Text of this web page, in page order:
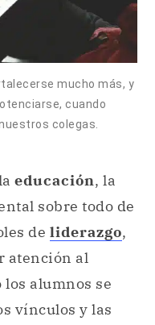
mucho más, y
cuando
colegas.
educación, la
sobre todo de
de liderazgo,
atención al
alumnos se
vínculos y las